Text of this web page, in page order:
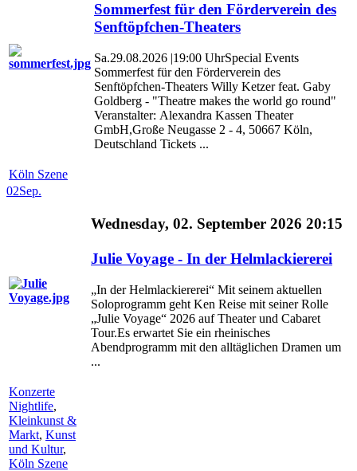
Sommerfest für den Förderverein des
Senftöpfchen-Theaters
Sa.29.08.2026 |19:00 UhrSpecial Events
Sommerfest für den Förderverein des
Senftöpfchen-Theaters Willy Ketzer feat. Gaby
Goldberg - "Theatre makes the world go round"
Veranstalter: Alexandra Kassen Theater
GmbH,Große Neugasse 2 - 4, 50667 Köln,
Deutschland Tickets ...
Köln Szene
02Sep.
Wednesday, 02. September 2026 20:15
Julie Voyage - In der Helmlackiererei
„In der Helmlackiererei“ Mit seinem aktuellen
Soloprogramm geht Ken Reise mit seiner Rolle
„Julie Voyage“ 2026 auf Theater und Cabaret
Tour.Es erwartet Sie ein rheinisches
Abendprogramm mit den alltäglichen Dramen um
...
Konzerte
Nightlife,
Kleinkunst &
Markt, Kunst
und Kultur,
Köln Szene